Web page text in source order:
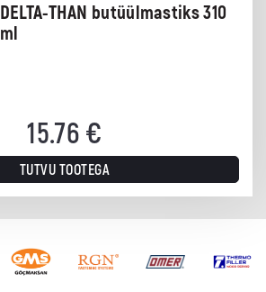
DELTA-THAN butüülmastiks 310
ml
15.76 €
TUTVU TOOTEGA